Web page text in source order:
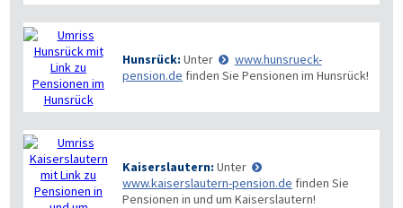
Hunsrück: Unter
www.hunsrueck-
pension.de finden Sie Pensionen im Hunsrück!
Kaiserslautern: Unter
www.kaiserslautern-pension.de finden Sie
Pensionen in und um Kaiserslautern!